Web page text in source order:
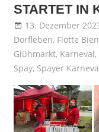
STARTET IN
13. Dezember
Dorfleben, Flotte
Glühmarkt, Karneval,
Spay, Spayer